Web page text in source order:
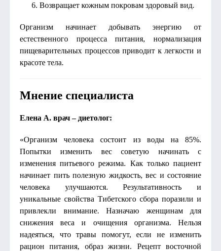
Возвращает кожным покровам здоровый вид.
Организм начинает добывать энергию от
естественного процесса питания, нормализация
пищеварительных процессов приводит к легкости и
красоте тела.
Мнение специалиста
Елена А. врач – диетолог:
«Организм человека состоит из воды на 85%.
Попытки изменить вес советую начинать с
изменения питьевого режима. Как только пациент
начинает пить полезную жидкость, вес и состояние
человека улучшаются. Результативность и
уникальные свойства Тибетского сбора поразили и
привлекли внимание. Назначаю женщинам для
снижения веса и очищения организма. Нельзя
надеяться, что травы помогут, если не изменить
рацион питания, образ жизни. Рецепт восточной